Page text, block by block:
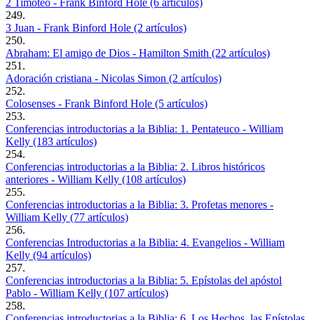
249.
3 Juan - Frank Binford Hole (2 artículos)
250.
Abraham: El amigo de Dios - Hamilton Smith (22 artículos)
251.
Adoración cristiana - Nicolas Simon (2 artículos)
252.
Colosenses - Frank Binford Hole (5 artículos)
253.
Conferencias introductorias a la Biblia: 1. Pentateuco - William
Kelly (183 artículos)
254.
Conferencias introductorias a la Biblia: 2. Libros históricos
anteriores - William Kelly (108 artículos)
255.
Conferencias introductorias a la Biblia: 3. Profetas menores -
William Kelly (77 artículos)
256.
Conferencias Introductorias a la Biblia: 4. Evangelios - William
Kelly (94 artículos)
257.
Conferencias introductorias a la Biblia: 5. Epístolas del apóstol
Pablo - William Kelly (107 artículos)
258.